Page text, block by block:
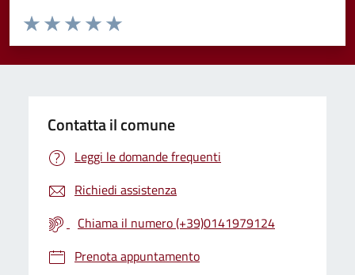
Valuta da 1 a 5 stelle la pagina
Valuta 5 stelle su 5
Valuta 4 stelle su 5
Valuta 3 stelle su 5
Valuta 2 stelle su 5
Valuta 1 stelle su 5
Contatta il comune
Leggi le domande frequenti
Richiedi assistenza
Chiama il numero (+39)0141979124
Prenota appuntamento